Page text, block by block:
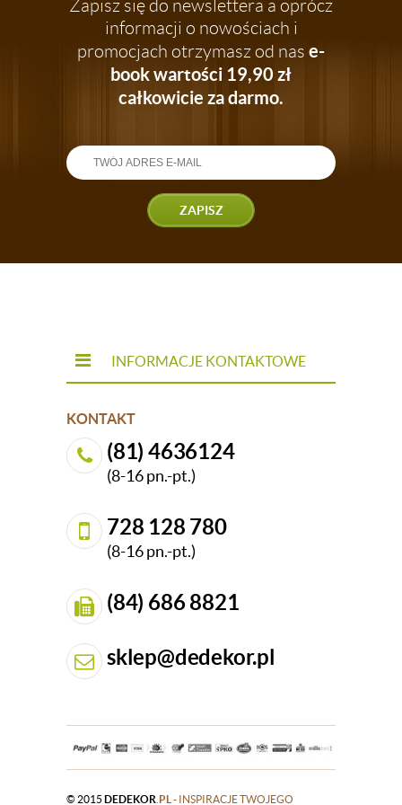
Zapisz się do newslettera a oprócz
informacji o nowościach i
promocjach otrzymasz od nas e-
book wartości 19,90 zł
całkowicie za darmo.
ZAPISZ
INFORMACJE KONTAKTOWE
KONTAKT
(81) 4636124
(8-16 pn.-pt.)
728 128 780
(8-16 pn.-pt.)
(84) 686 8821
sklep@dedekor.pl
© 2015 DEDEKOR .PL - INSPIRACJE TWOJEGO